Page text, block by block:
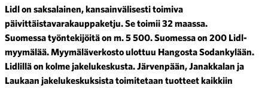
Lidl on saksalainen, kansainvälisesti toimiva
päivittäistavarakauppaketju. Se toimii 32 maassa.
Suomessa työntekijöitä on m. 5 500.Suomessa on 200 Lidl-
myymälää. Myymäläverkosto ulottuu Hangosta Sodankylään.
Lidlillä on kolme jakelukeskusta. Järvenpään, Janakkalan ja
Laukaan jakelukeskuksista toimitetaan tuotteet kaikkiin